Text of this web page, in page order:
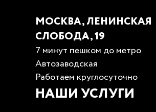
МОСКВА, ЛЕНИНСКАЯ
СЛОБОДА, 19
7 минут пешком до метро
Автозаводская
Работаем круглосуточно
НАШИ УСЛУГИ